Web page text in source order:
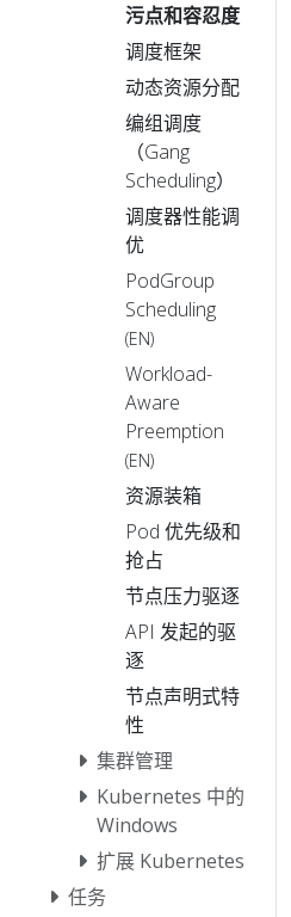
污点和容忍度
调度框架
动态资源分配
编组调度
（Gang
Scheduling）
调度器性能调
优
PodGroup
Scheduling
(EN)
Workload-
Aware
Preemption
(EN)
资源装箱
Pod 优先级和
抢占
节点压力驱逐
API 发起的驱
逐
节点声明式特
性
集群管理
Kubernetes 中的
Windows
扩展 Kubernetes
任务